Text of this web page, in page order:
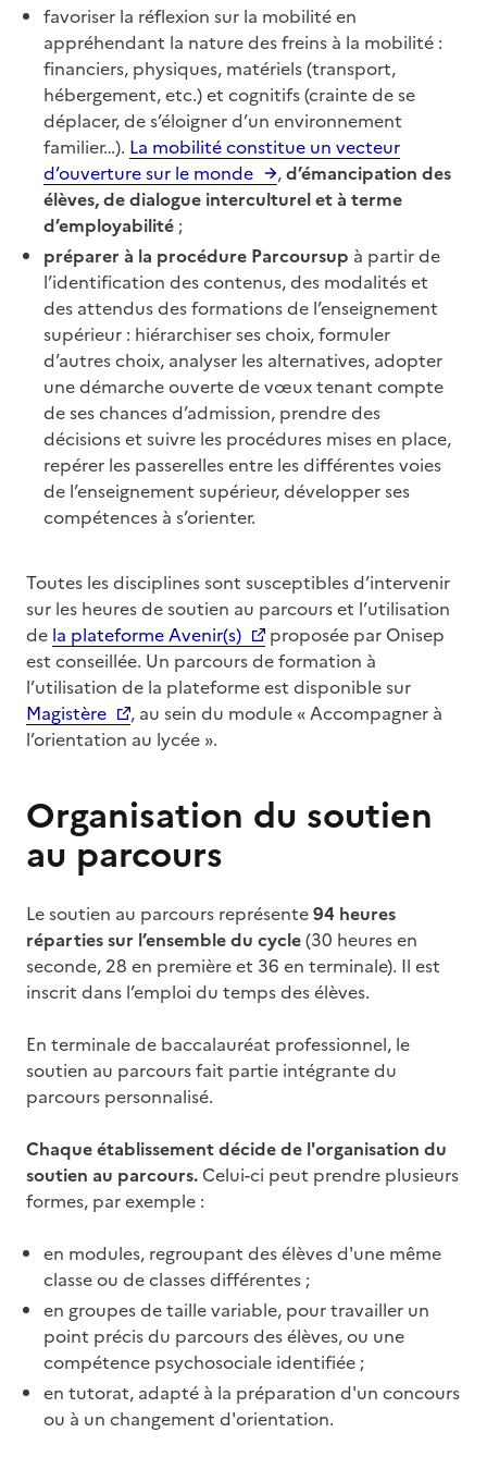
favoriser la réflexion sur la mobilité en
appréhendant la nature des freins à la mobilité :
financiers, physiques, matériels (transport,
hébergement, etc.) et cognitifs (crainte de se
déplacer, de s’éloigner d’un environnement
familier…). La mobilité constitue un vecteur
d’ouverture sur le monde
,d’émancipation des
élèves, de dialogue interculturel et à terme
d’employabilité ;
préparer à la procédure Parcoursup à partir de
l’identification des contenus, des modalités et
des attendus des formations de l’enseignement
supérieur : hiérarchiser ses choix, formuler
d’autres choix, analyser les alternatives, adopter
une démarche ouverte de vœux tenant compte
de ses chances d’admission, prendre des
décisions et suivre les procédures mises en place,
repérer les passerelles entre les différentes voies
de l’enseignement supérieur, développer ses
compétences à s’orienter.
Toutes les disciplines sont susceptibles d’intervenir
sur les heures de soutien au parcours et l’utilisation
de la plateforme Avenir(s)
proposée par Onisep
est conseillée. Un parcours de formation à
l’utilisation de la plateforme est disponible sur
Magistère
, au sein du module « Accompagner à
l’orientation au lycée ».
Organisation du soutien
au parcours
Le soutien au parcours représente94 heures
réparties sur l’ensemble du cycle(30 heures en
seconde, 28 en première et 36 en terminale). Il est
inscrit dans l’emploi du temps des élèves.
En terminale de baccalauréat professionnel, le
soutien au parcours fait partie intégrante du
parcours personnalisé.
Chaque établissement décide de l'organisation du
soutien au parcours. Celui-ci peut prendre plusieurs
formes, par exemple :
en modules, regroupant des élèves d'une même
classe ou de classes différentes ;
en groupes de taille variable, pour travailler un
point précis du parcours des élèves, ou une
compétence psychosociale identifiée ;
en tutorat, adapté à la préparation d'un concours
ou à un changement d'orientation.